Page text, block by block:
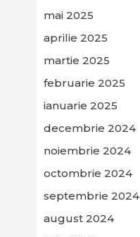
mai 2025
aprilie 2025
martie 2025
februarie 2025
ianuarie 2025
decembrie 2024
noiembrie 2024
octombrie 2024
septembrie 2024
august 2024